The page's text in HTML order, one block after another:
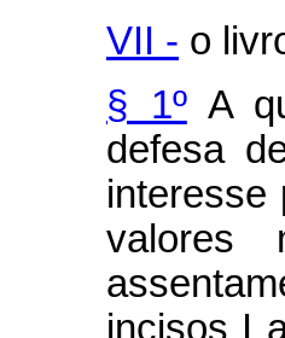
VII - o
§ 1ºA
defesa
interesse
valores
incisos I